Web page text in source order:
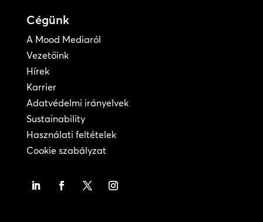
Cégünk
A Mood Mediaról
Vezetőink
Hírek
Karrier
Adatvédelmi irányelvek
Sustainability
Használati feltételek
Cookie szabályzat